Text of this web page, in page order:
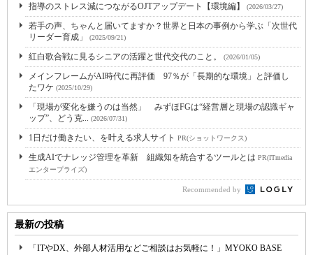
指導のストレス減につながるOJTアップデート【環境編】 (2026/03/27)
若手の声、ちゃんと届いてますか？世界と日本の事例から学ぶ「次世代
リーダー育成」
(2025/09/21)
紅白歌合戦に見るシニアの活躍と世代交代のこと。 (2026/01/05)
メインフレームがAI時代に再評価 97％が「長期的な環境」と評価し
たワケ (2025/10/29)
「現場が変化を嫌うのは当然」 みずほFGは“経営層と現場の認識ギャ
ップ”、どう克...
(2026/07/31)
1日だけ働きたい、を叶える求人サイト PR(ショットワークス)
生成AIでナレッジ管理を革新 組織知を統合するツールとは PR(ITmedia
エンタープライズ)
Recommended by
最新の投稿
「ITやDX、外部人材活用などご相談はお気軽に！」MYOKO BASE